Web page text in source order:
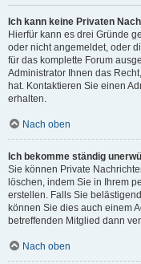
Ich kann keine Privaten
Hierfür kann es drei Gründe
oder nicht angemeldet, oder
für das komplette Forum
Administrator Ihnen das
hat. Kontaktieren Sie einen
erhalten.
Nach oben
Ich bekomme ständig
Sie können Private
löschen, indem Sie in Ihrem
erstellen. Falls Sie
können Sie dies auch einem
betreffenden Mitglied dann
Nach oben